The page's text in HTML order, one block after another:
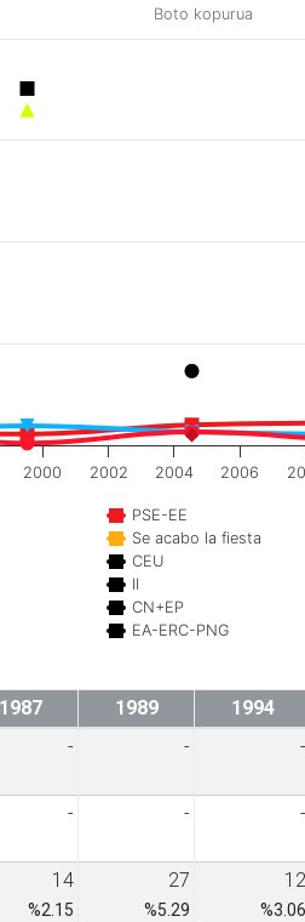
Boto kopurua
PSE-EE
Se acabo la fiesta
CEU
II
CN+EP
EA-ERC-PNG
2000 2002 2004 2006
1987 1989 1994
- - -
- - -
14
%2.15
27
%5.29
12
%3.06